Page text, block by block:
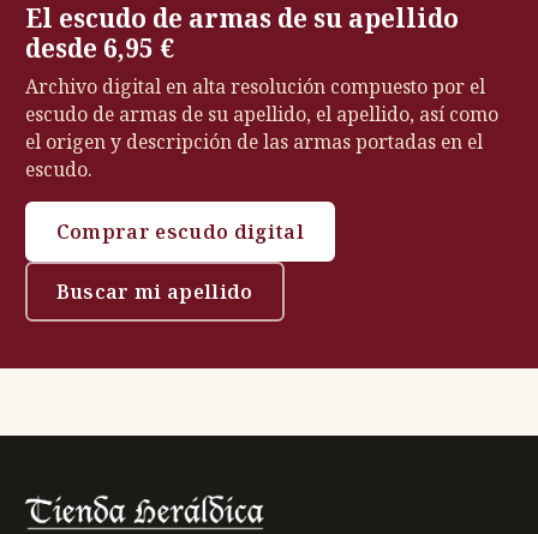
El escudo de armas de su apellido
desde 6,95 €
Archivo digital en alta resolución compuesto por el
escudo de armas de su apellido, el apellido, así como
el origen y descripción de las armas portadas en el
escudo.
Comprar escudo digital
Buscar mi apellido